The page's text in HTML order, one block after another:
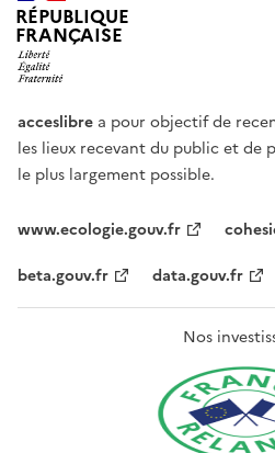
RÉPUBLIQUE
FRANÇAISE
acceslibre a pour objectif de
les lieux recevant du public et de
le plus largement possible.
www.ecologie.gouv.fr
beta.gouv.fr
data.gouv.fr
Nos